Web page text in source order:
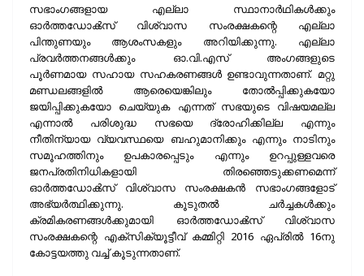
സഭാംഗങ്ങളായ എല്ലാ സ്ഥാനാർഥികൾക്കും
ഓർത്തഡോൿസ്‌ വിശ്വാസ സംരക്ഷകന്റെ എല്ലാ
പിന്തുണയും ആശംസകളും അറിയിക്കുന്നു. എല്ലാ
പ്രവർത്തനങ്ങൾക്കും ഓ.വി.എസ് അംഗങ്ങളുടെ
പൂർണമായ സഹായ സഹകരണങ്ങൾ ഉണ്ടാവുന്നതാണ്. മറ്റു
മണ്ഡലങ്ങളിൽ ആരെയെങ്കിലും തോൽപ്പിക്കുകയോ
ജയിപ്പിക്കുകയോ ചെയ്യുക എന്നത് സഭയുടെ വിഷയമല്ല
എന്നാൽ പരിശുദ്ധ സഭയെ ദ്രോഹിക്കില്ല എന്നും
നീതിന്യായ വ്യവസ്ഥയെ ബഹുമാനിക്കും എന്നും നാടിനും
സമൂഹത്തിനും ഉപകാരപ്പെടും എന്നും ഉറപ്പുള്ളവരെ
ജനപ്രതിനിധികളായി തിരഞ്ഞെടുക്കണമെന്ന്
ഓർത്തഡോൿസ്‌ വിശ്വാസ സംരക്ഷകൻ സഭാംഗങ്ങളോട്
അഭ്യർത്ഥിക്കുന്നു. കൂടുതൽ ചർച്ചകൾക്കും
ക്രമികരണങ്ങൾക്കുമായി ഓർത്തഡോൿസ്‌ വിശ്വാസ
സംരക്ഷകന്റെ എക്സിക്യൂട്ടീവ് കമ്മിറ്റി 2016 ഏപ്രിൽ 16നു
കോട്ടയത്തു വച്ച് കൂടുന്നതാണ്.